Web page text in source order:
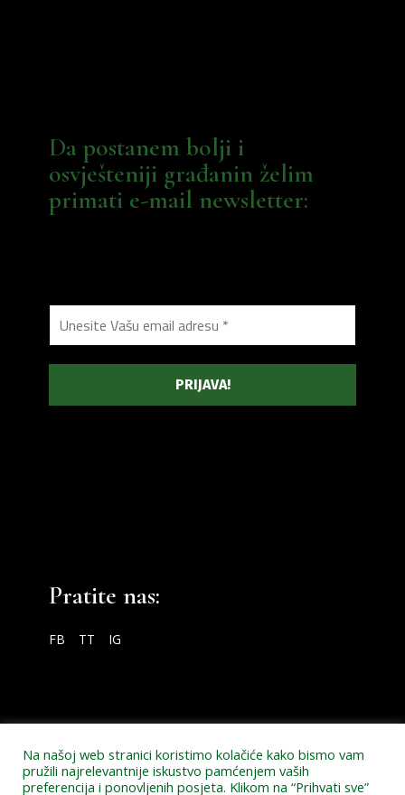
Da postanem bolji i
osvješteniji građanin želim
primati e-mail newsletter:
Pratite nas:
FB TT IG
Na našoj web stranici koristimo kolačiće kako bismo vam
pružili najrelevantnije iskustvo pamćenjem vaših
preferencija i ponovljenih posjeta. Klikom na “Prihvati sve”